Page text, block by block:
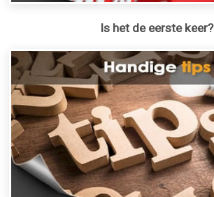
Is het de eerste keer?